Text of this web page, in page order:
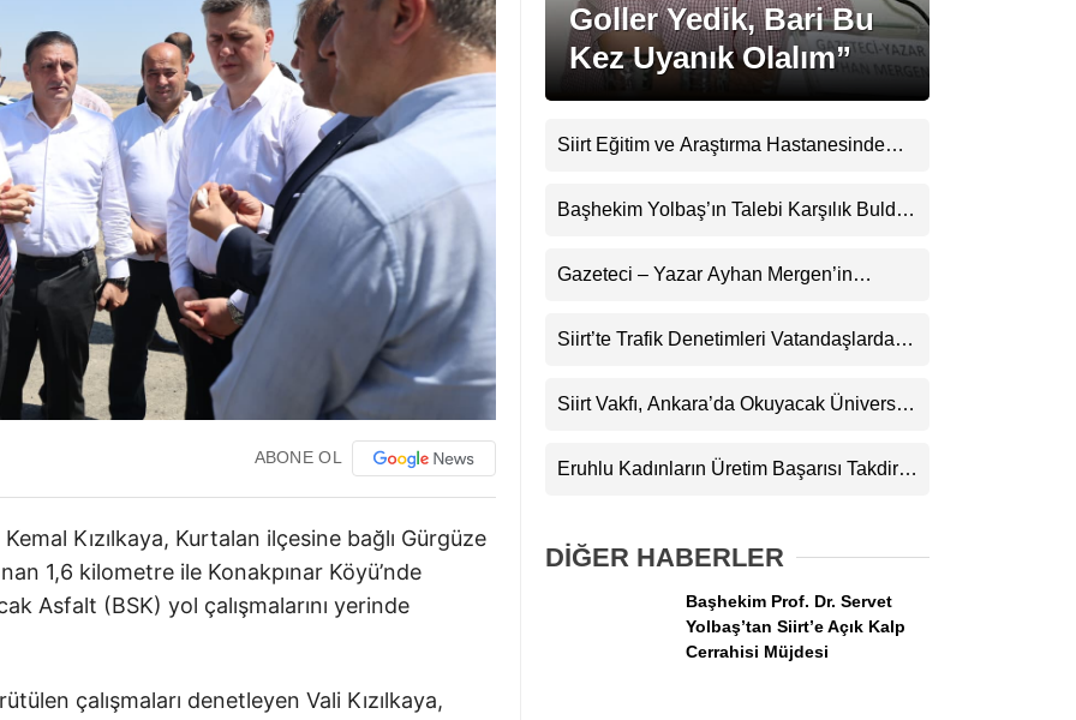
Gündem
Ekonomi
Spor
Teknoloji
ABONE OL
Kızılkaya, Kurtalan ilçesine bağlı Gürgüze
1,6 kilometre ile Konakpınar Köyü’nde
Asfalt (BSK) yol çalışmalarını yerinde
çalışmaları denetleyen Vali Kızılkaya,
Goller Yedik, Bari Bu
Kez Uyanık Olalım”
Siirt Eğitim ve Araştırma Hastanesinde
Girdi! Randevularda Bekleme Süresi
Başhekim Yolbaş’ın Talebi Karşılık Buldu:
Gazeteci – Yazar Ayhan Mergen’in
Trafik Kuralları”
Siirt’te Trafik Denetimleri Vatandaşlardan
Siirt Vakfı, Ankara’da Okuyacak Üniversite
Eruhlu Kadınların Üretim Başarısı Takdir
DİĞER HABERLER
Başhekim Prof. Dr. Servet
Yolbaş’tan Siirt’e Açık Kalp
Cerrahisi Müjdesi